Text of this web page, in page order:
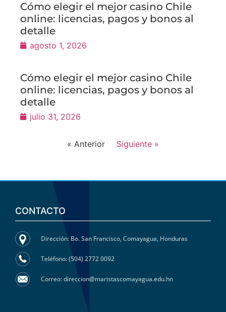
Cómo elegir el mejor casino Chile
online: licencias, pagos y bonos al
detalle
agosto 1, 2026
Cómo elegir el mejor casino Chile
online: licencias, pagos y bonos al
detalle
julio 31, 2026
« Anterior Siguiente »
CONTACTO
Dirección: Bo. San Francisco, Comayagua, Honduras
Teléfono: (504) 2772 0092
Correo: direccion@maristascomayagua.edu.hn